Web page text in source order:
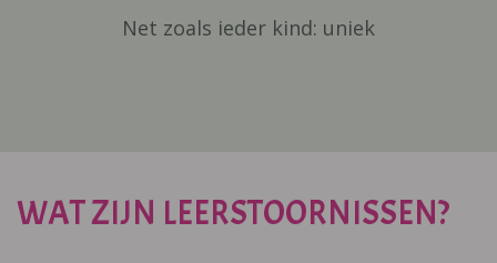
Net zoals ieder kind: uniek
WAT ZIJN LEERSTOORNISSEN?